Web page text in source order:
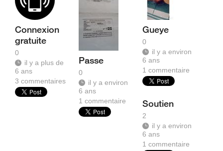
Connexion
gratuite
0
il y a plus de
6 ans
3 commentaires
Passe
0
il y a environ
6 ans
1commentaire
Gueye
0
il y a environ
6 ans
1commentaire
Soutien
2
il y a environ
6 ans
1commentaire